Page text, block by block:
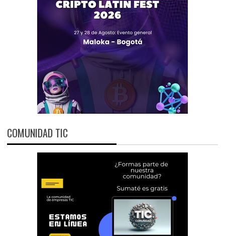
COMUNIDAD TIC